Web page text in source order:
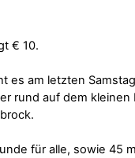
€ 10.
es am letzten
rund auf dem kleinen
für alle, sowie 45